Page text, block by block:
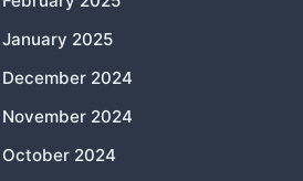
January 2025
December 2024
November 2024
October 2024